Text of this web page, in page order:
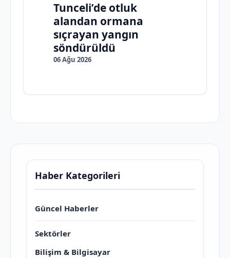
Tunceli’de otluk
alandan ormana
sıçrayan yangın
söndürüldü
06 Ağu 2026
Haber Kategorileri
Güncel Haberler
Sektörler
Bilişim & Bilgisayar